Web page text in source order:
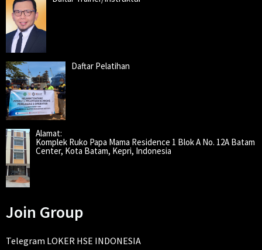
Daftar Pelatihan
Alamat:
Komplek Ruko Papa Mama Residence 1 Blok A No. 12A Batam
Center, Kota Batam, Kepri, Indonesia
Join Group
Telegram LOKER HSE INDONESIA